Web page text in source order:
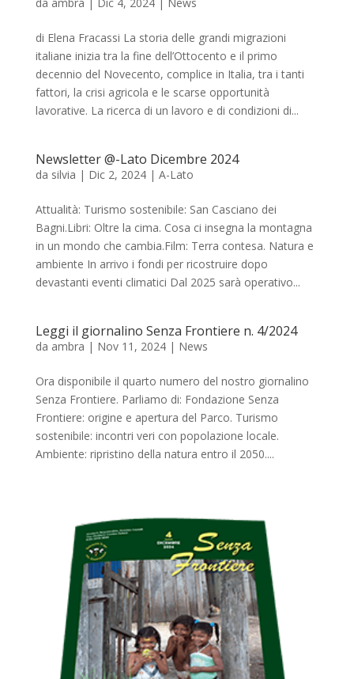
di Elena Fracassi La storia delle grandi migrazioni
italiane inizia tra la fine dell’Ottocento e il primo
decennio del Novecento, complice in Italia, tra i tanti
fattori, la crisi agricola e le scarse opportunità
lavorative. La ricerca di un lavoro e di condizioni di...
Newsletter @-Lato Dicembre 2024
da silvia | Dic 2, 2024| A-Lato
Attualità: Turismo sostenibile: San Casciano dei
Bagni.Libri: Oltre la cima. Cosa ci insegna la montagna
in un mondo che cambia.Film: Terra contesa. Natura e
ambiente In arrivo i fondi per ricostruire dopo
devastanti eventi climatici Dal 2025 sarà operativo...
Leggi il giornalino Senza Frontiere n. 4/2024
da ambra | Nov 11, 2024| News
Ora disponibile il quarto numero del nostro giornalino
Senza Frontiere. Parliamo di: Fondazione Senza
Frontiere: origine e apertura del Parco. Turismo
sostenibile: incontri veri con popolazione locale.
Ambiente: ripristino della natura entro il 2050....